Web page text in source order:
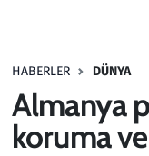
HABERLER DÜNYA
Almanya
koruma
Haber
Kültür Sanat